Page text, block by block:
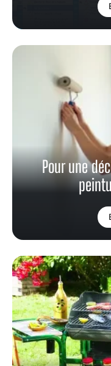
Pour une